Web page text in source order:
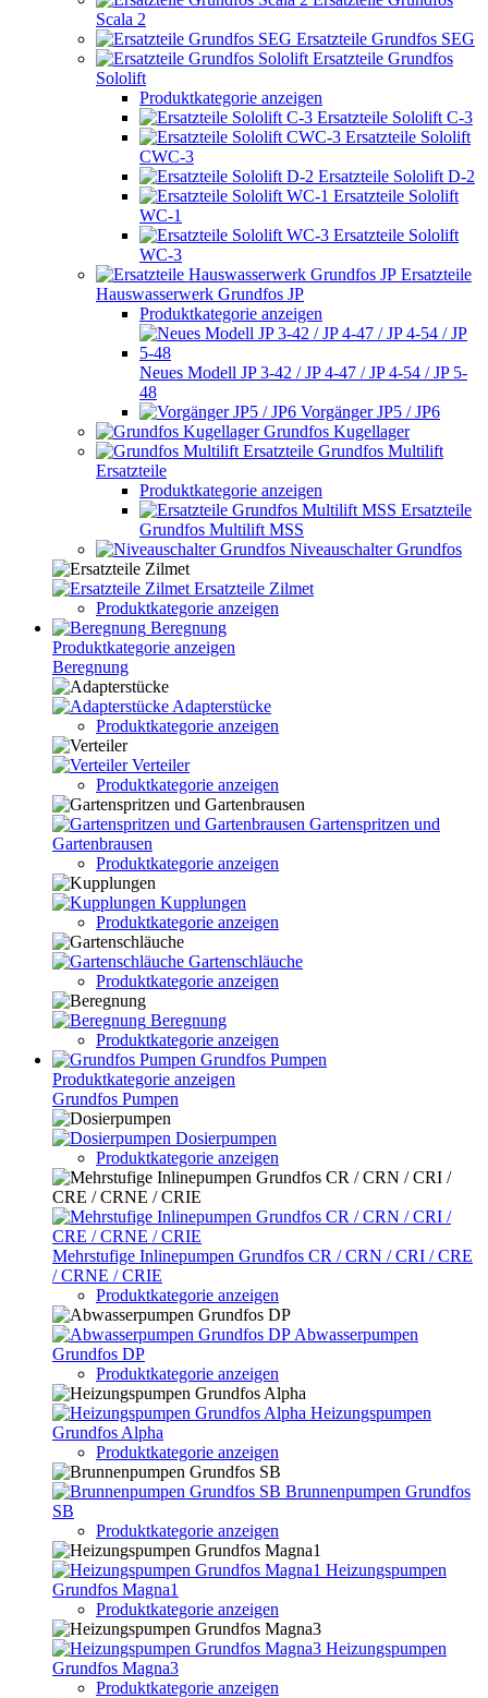
Scala 2
Ersatzteile Grundfos SEG
Ersatzteile Grundfos
Sololift
Produktkategorie anzeigen
Ersatzteile Sololift C-3
Ersatzteile Sololift
CWC-3
Ersatzteile Sololift D-2
Ersatzteile Sololift
WC-1
Ersatzteile Sololift
WC-3
Ersatzteile
Hauswasserwerk Grundfos JP
Produktkategorie anzeigen
Neues Modell JP 3-42 / JP 4-47 / JP 4-54 / JP 5-
48
Vorgänger JP5 / JP6
Grundfos Kugellager
Grundfos Multilift
Ersatzteile
Produktkategorie anzeigen
Ersatzteile
Grundfos Multilift MSS
Niveauschalter Grundfos
Ersatzteile Zilmet
Produktkategorie anzeigen
Beregnung
Produktkategorie anzeigen
Beregnung
Adapterstücke
Produktkategorie anzeigen
Verteiler
Produktkategorie anzeigen
Gartenspritzen und
Gartenbrausen
Produktkategorie anzeigen
Kupplungen
Produktkategorie anzeigen
Gartenschläuche
Produktkategorie anzeigen
Beregnung
Produktkategorie anzeigen
Grundfos Pumpen
Produktkategorie anzeigen
Grundfos Pumpen
Dosierpumpen
Produktkategorie anzeigen
Mehrstufige Inlinepumpen Grundfos CR / CRN / CRI / CRE
/ CRNE / CRIE
Produktkategorie anzeigen
Abwasserpumpen
Grundfos DP
Produktkategorie anzeigen
Heizungspumpen
Grundfos Alpha
Produktkategorie anzeigen
Brunnenpumpen Grundfos
SB
Produktkategorie anzeigen
Heizungspumpen
Grundfos Magna1
Produktkategorie anzeigen
Heizungspumpen
Grundfos Magna3
Produktkategorie anzeigen